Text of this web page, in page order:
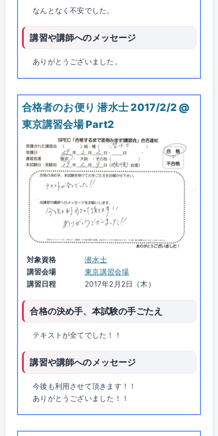
なんとなく不安でした。
講習や講師へのメッセージ
ありがとうございました。
合格者のお便り 潜水士 2017/2/2 @
東京講習会場 Part2
対象資格
潜水士
講習会場
東京講習会場
講習日程
2017年2月2日（木）
合格の決め手、本試験の手ごたえ
テキストが全てでした！！
講習や講師へのメッセージ
今後も利用させて頂きます！！
ありがとうございました！！